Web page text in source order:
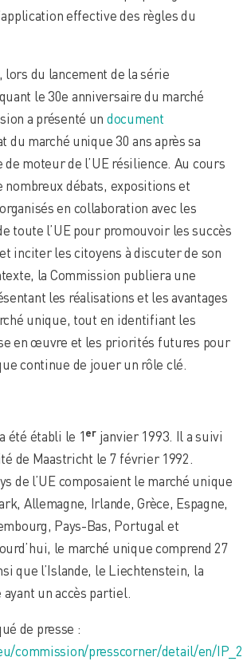
effective des règles du
lors du lancement de la série
le 30e anniversaire du marché
a présenté un document
du marché unique 30 ans après sa
moteur de l’UE résilience. Au cours
nombreux débats, expositions et
en collaboration avec les
toute l’UE pour promouvoir les succès
inciter les citoyens à discuter de son
la Commission publiera une
les réalisations et les avantages
unique, tout en identifiant les
en œuvre et les priorités futures pour
continue de jouer un rôle clé.
été établi le 1erjanvier 1993. Il a suivi
de Maastricht le 7 février 1992.
de l’UE composaient le marché unique
Allemagne, Irlande, Grèce, Espagne,
Pays-Bas, Portugal et
le marché unique comprend 27
que l’Islande, le Liechtenstein, la
un accès partiel.
de presse :
commission/presscorner/detail/en/